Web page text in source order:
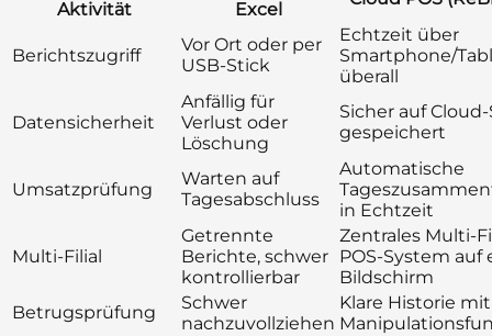
Aktivität
Excel
Berichtszugriff
Vor Ort oder per
USB-Stick
Echtzeit über
Smartphone/
überall
Datensicherheit
Anfällig für
Verlust oder
Löschung
Sicher auf
gespeichert
Umsatzprüfung
Warten auf
Tagesabschluss
Automatische
in Echtzeit
Multi-Filial
Getrennte
Berichte, schwer
kontrollierbar
Zentrales Multi-
POS-System auf
Bildschirm
Betrugsprüfung
Schwer
nachzuvollziehen
Klare Historie